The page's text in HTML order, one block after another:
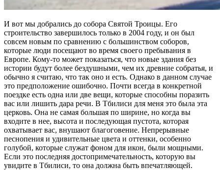
И вот мы добрались до собора Святой Троицы. Его
строительство завершилось только в 2004 году, и он был
совсем новым по сравнению с большинством соборов,
которые люди посещают во время своего пребывания в
Европе. Кому-то может показаться, что новые здания без
истории будут более бездушными, чем их древние собратья, и
обычно я считаю, что так оно и есть. Однако в данном случае
это предположение ошибочно. Почти всегда в конкретной
поездке есть одна или две вещи, которые способны поразить
вас или лишить дара речи. В Тбилиси для меня это была эта
церковь. Она не самая большая по ширине, но когда вы
входите в нее, высота и последующая пустота, которая
охватывает вас, внушают благоговение. Непрерывные
песнопения и удивительные цвета и оттенки, особенно
голубой, которые служат фоном для икон, были мощными.
Если это последняя достопримечательность, которую вы
увидите в Тбилиси, то она должна быть впечатляющей.